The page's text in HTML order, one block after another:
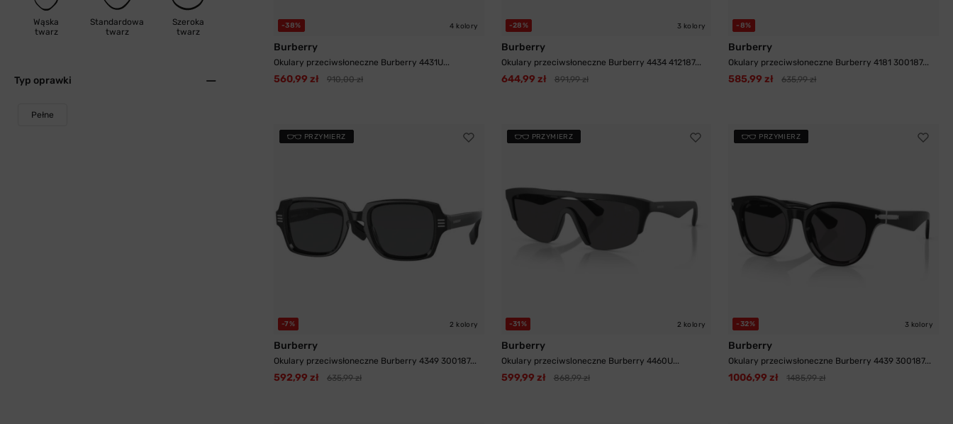
Wąska
twarz
Standardowa
twarz
Szeroka
twarz
Typ oprawki
Pełne
-38% 4 kolory
Burberry
Okulary przeciwsłoneczne Burberry 4431U...
560,99 zł 910,00 zł
-28% 3 kolory
Burberry
Okulary przeciwsłoneczne Burberry 4434 412187...
644,99 zł 891,99 zł
-8%
Burberry
Okulary przeciwsłoneczne Burberry 4181 300187...
585,99 zł 635,99 zł
PRZYMIERZ
-7% 2 kolory
Burberry
Okulary przeciwsłoneczne Burberry 4349 300187...
592,99 zł 635,99 zł
PRZYMIERZ
-31% 2 kolory
Burberry
Okulary przeciwsloneczne Burberry 4460U...
599,99 zł 868,99 zł
PRZYMIERZ
-32% 3 kolory
Burberry
Okulary przeciwsłoneczne Burberry 4439 300187...
1006,99 zł 1485,99 zł